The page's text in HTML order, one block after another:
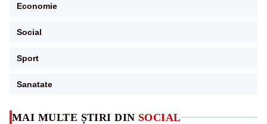
MAI MULTE ȘTIRI DIN SOCIAL
Economie
Social
Sport
Sanatate